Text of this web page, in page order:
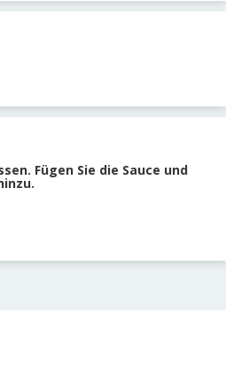
Fügen Sie die Sauce und